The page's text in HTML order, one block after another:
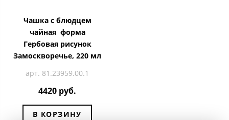
Чашка с блюдцем
чайная форма
Гербовая рисунок
Замоскворечье, 220 мл
арт. 81.23959.00.1
4420 руб.
В КОРЗИНУ